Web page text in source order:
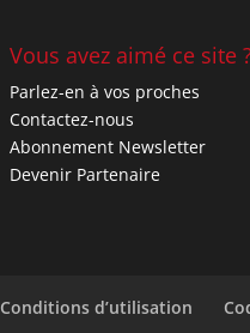
Vous avez aimé ce site
Parlez-en à vos proches
Contactez-nous
Abonnement Newsletter
Devenir Partenaire
Conditions d’utilisation